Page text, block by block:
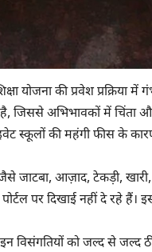
योजना की प्रवेश प्रक्रिया
अभिभावकों में चिंता और
स्कूलों की महंगी फीस के
जाटबा, आज़ाद, टेकड़ी,
पर दिखाई नहीं दे रहे
विसंगतियों को जल्द से जल्द